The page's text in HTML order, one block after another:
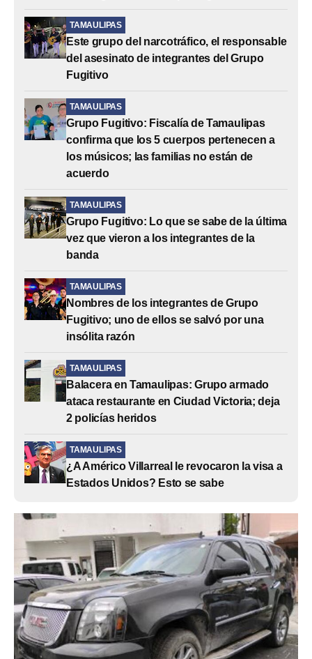
TAMAULIPAS
Este grupo del narcotráfico, el responsable
del asesinato de integrantes del Grupo
Fugitivo
TAMAULIPAS
Grupo Fugitivo: Fiscalía de Tamaulipas
confirma que los 5 cuerpos pertenecen a
los músicos; las familias no están de
acuerdo
TAMAULIPAS
Grupo Fugitivo: Lo que se sabe de la última
vez que vieron a los integrantes de la
banda
TAMAULIPAS
Nombres de los integrantes de Grupo
Fugitivo; uno de ellos se salvó por una
insólita razón
TAMAULIPAS
Balacera en Tamaulipas: Grupo armado
ataca restaurante en Ciudad Victoria; deja
2 policías heridos
TAMAULIPAS
¿A Américo Villarreal le revocaron la visa a
Estados Unidos? Esto se sabe